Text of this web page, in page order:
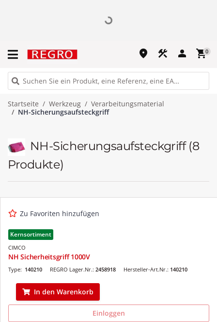
place construction person shopping_cart0
Startseite Werkzeug
Verarbeitungsmaterial
NH-Sicherungsaufsteckgriff
NH-Sicherungsaufsteckgriff (8
Produkte)
Zu Favoriten hinzufügen
Kernsortiment
CIMCO
NH Sicherheitsgriff 1000V
REGRO Lager.Nr.: 2458918
Type: 140210 Hersteller-Art.Nr.: 140210
In den Warenkorb
Einloggen